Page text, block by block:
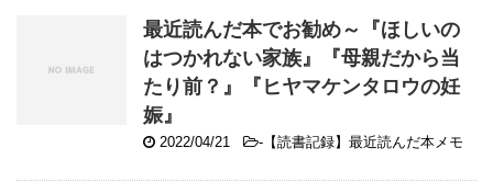
最近読んだ本でお勧め～『ほしいの
はつかれない家族』『母親だから当
たり前？』『ヒヤマケンタロウの妊
娠』
2022/04/21 - 【読書記録】最近読んだ本メモ